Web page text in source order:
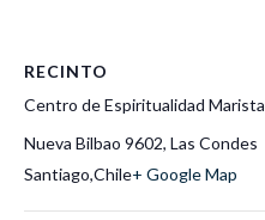
RECINTO
Centro de Espiritualidad Marista
Nueva Bilbao 9602, Las Condes
Santiago,Chile+ Google Map